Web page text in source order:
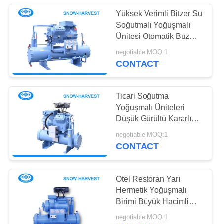
Soğuk Oda Çatı
Panelleri
Soğutmalı Teşhir
Dolabı
Yüksek Verimli Bitzer Su
Soğutmalı Yoğuşmalı
Ünitesi Otomatik Buz
Çözme
negotiable MOQ:1
CONTACT
Ticari Soğutma
Yoğuşmalı Üniteleri
Düşük Gürültü Kararlı
Performans
negotiable MOQ:1
CONTACT
Otel Restoran Yarı
Hermetik Yoğuşmalı
Birimi Büyük Hacimli
Kullanımı Kolay
negotiable MOQ:1